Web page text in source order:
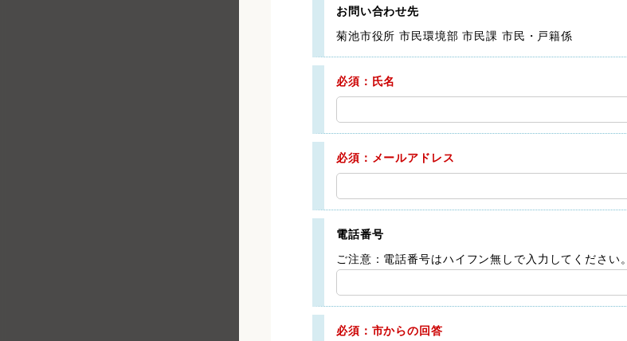
お問い合わせ先
菊池市役所 市民環境部 市民課 市民・戸籍係
必須：氏名
必須：メールアドレス
電話番号
ご注意：電話番号はハイフン無しで入力してください。
必須：市からの回答